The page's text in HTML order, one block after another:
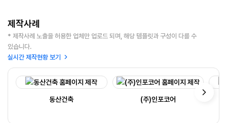
제작사례
* 제작사례 노출을 허용한 업체만 업로드 되며, 해당 템플릿과 구성이 다를 수
있습니다.
실시간 제작현황 보기
동산건축 (주)인포코어